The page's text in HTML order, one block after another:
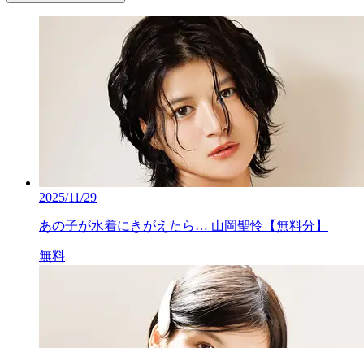
2025/11/29
あの子が水着にきがえたら… 山岡聖怜【無料分】
無料